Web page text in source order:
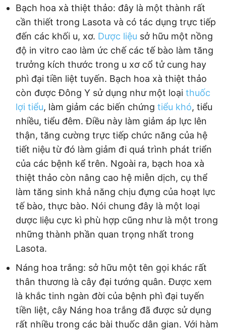
Bạch hoa xà thiệt thảo: đây là một thành rất
cần thiết trong Lasota và có tác dụng trực tiếp
đến các khối u, xơ. Dược liệu sở hữu một nồng
độ in vitro cao làm ức chế các tế bào làm tăng
trưởng kích thước trong u xơ cổ tử cung hay
phì đại tiền liệt tuyến. Bạch hoa xà thiệt thảo
còn được Đông Y sử dụng như một loại thuốc
lợi tiểu, làm giảm các biến chứng tiểu khó, tiểu
nhiều, tiểu đêm. Điều này làm giảm áp lực lên
thận, tăng cường trực tiếp chức năng của hệ
tiết niệu từ đó làm giảm đi quá trình phát triển
của các bệnh kể trên. Ngoài ra, bạch hoa xà
thiệt thảo còn nâng cao hệ miễn dịch, cụ thể
làm tăng sinh khả năng chịu đựng của hoạt lực
tế bào, thực bào. Nói chung đây là một loại
dược liệu cực kì phù hợp cũng như là một trong
những thành phần quan trọng nhất trong
Lasota.
Náng hoa trắng: sở hữu một tên gọi khác rất
thân thương là cây đại tướng quân. Được xem
là khắc tinh ngàn đời của bệnh phì đại tuyến
tiền liệt, cây Náng hoa trắng đã được sử dụng
rất nhiều trong các bài thuốc dân gian. Với hàm